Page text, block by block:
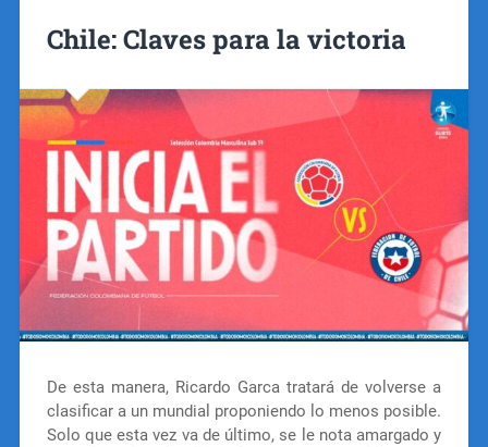
Chile: Claves para la victoria
De esta manera, Ricardo Garca tratará de volverse a
clasificar a un mundial proponiendo lo menos posible.
Solo que esta vez va de último, se le nota amargado y